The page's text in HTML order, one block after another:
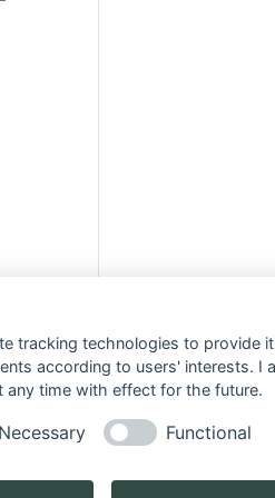
tracking technologies to provide
according to users' interests. I
time with effect for the future.
Functional